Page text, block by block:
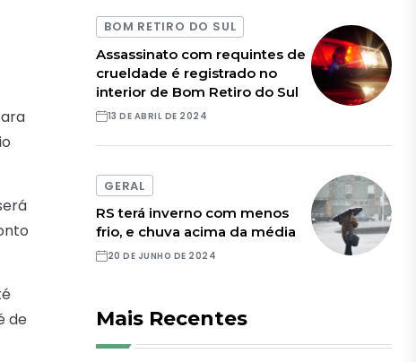
de
BOM RETIRO DO SUL
Assassinato com requintes de
crueldade é registrado no
interior de Bom Retiro do Sul
13 DE ABRIL DE 2024
GERAL
RS terá inverno com menos
frio, e chuva acima da média
20 DE JUNHO DE 2024
Mais Recentes